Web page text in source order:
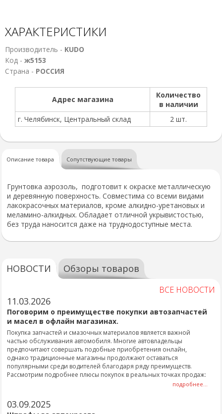
ХАРАКТЕРИСТИКИ
Производитель - KUDO
Код - ж5153
Страна - РОССИЯ
Адрес магазина
Количество
в наличии
г. Челябинск, Центральный склад
2 шт.
Описание товара Сопутствующие товары
Грунтовка аэрозоль, подготовит к окраске металлическую
и деревянную поверхность. Совместима со всеми видами
лакокрасочных материалов, кроме алкидно-уретановых и
меламино-алкидных. Обладает отличной укрывистостью,
без труда наносится даже на труднодоступные места.
НОВОСТИ Обзоры товаров
ВСЕ НОВОСТИ
11.03.2026
Поговорим о преимуществе покупки автозапчастей
и масел в офлайн магазинах.
Покупка запчастей и смазочных материалов является важной
частью обслуживания автомобиля. Многие автовладельцы
предпочитают совершать подобные приобретения онлайн,
однако традиционные магазины продолжают оставаться
популярными среди водителей благодаря ряду преимуществ.
Рассмотрим подробнее плюсы покупок в реальных точках продаж:
подробнее...
03.09.2025